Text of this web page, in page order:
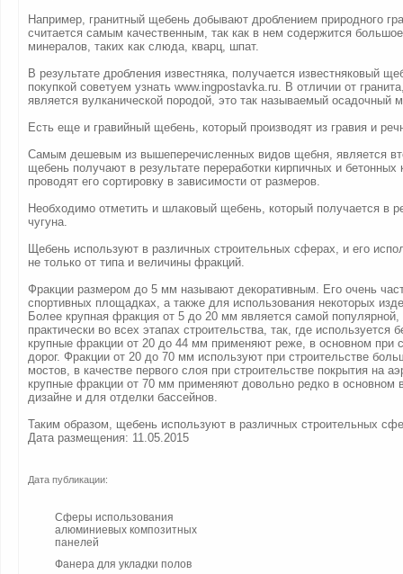
Например, гранитный щебень добывают дроблением природного
считается самым качественным, так как в нем содержится
минералов, таких как слюда, кварц, шпат.
В результате дробления известняка, получается известняковый
покупкой советуем узнать www.ingpostavka.ru. В отличии от
является вулканической породой, это так называемый осадочный
Есть еще и гравийный щебень, который производят из гравия и
Самым дешевым из вышеперечисленных видов щебня, является
щебень получают в результате переработки кирпичных и бетонных
проводят его сортировку в зависимости от размеров.
Необходимо отметить и шлаковый щебень, который получается в
чугуна.
Щебень используют в различных строительных сферах, и его
не только от типа и величины фракций.
Фракции размером до 5 мм называют декоративным. Его очень
спортивных площадках, а также для использования некоторых
Более крупная фракция от 5 до 20 мм является самой популярной,
практически во всех этапах строительства, так, где используется
крупные фракции от 20 до 44 мм применяют реже, в основном при
дорог. Фракции от 20 до 70 мм используют при строительстве
мостов, в качестве первого слоя при строительстве покрытия на
крупные фракции от 70 мм применяют довольно редко в
дизайне и для отделки бассейнов.
Таким образом, щебень используют в различных строительных
Дата размещения: 11.05.2015
Дата публикации:
Сферы использования
алюминиевых композитных
панелей
Фанера для укладки полов